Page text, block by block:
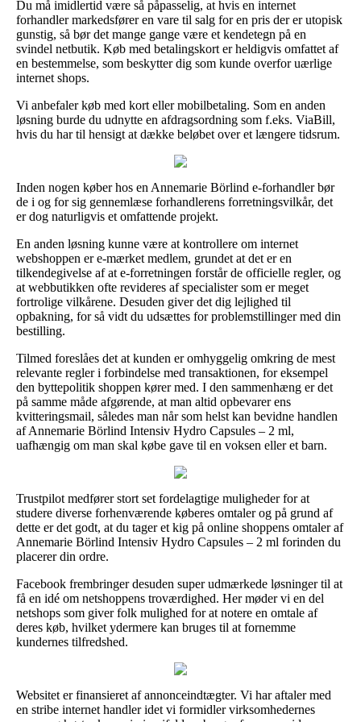
Du må imidlertid være så påpasselig, at hvis en internet
forhandler markedsfører en vare til salg for en pris der er utopisk
gunstig, så bør det mange gange være et kendetegn på en
svindel netbutik. Køb med betalingskort er heldigvis omfattet af
en bestemmelse, som beskytter dig som kunde overfor uærlige
internet shops.
Vi anbefaler køb med kort eller mobilbetaling. Som en anden
løsning burde du udnytte en afdragsordning som f.eks. ViaBill,
hvis du har til hensigt at dække beløbet over et længere tidsrum.
Inden nogen køber hos en Annemarie Börlind e-forhandler bør
de i og for sig gennemlæse forhandlerens forretningsvilkår, det
er dog naturligvis et omfattende projekt.
En anden løsning kunne være at kontrollere om internet
webshoppen er e-mærket medlem, grundet at det er en
tilkendegivelse af at e-forretningen forstår de officielle regler, og
at webbutikken ofte revideres af specialister som er meget
fortrolige vilkårene. Desuden giver det dig lejlighed til
opbakning, for så vidt du udsættes for problemstillinger med din
bestilling.
Tilmed foreslåes det at kunden er omhyggelig omkring de mest
relevante regler i forbindelse med transaktionen, for eksempel
den byttepolitik shoppen kører med. I den sammenhæng er det
på samme måde afgørende, at man altid opbevarer ens
kvitteringsmail, således man når som helst kan bevidne handlen
af Annemarie Börlind Intensiv Hydro Capsules – 2 ml,
uafhængig om man skal købe gave til en voksen eller et barn.
Trustpilot medfører stort set fordelagtige muligheder for at
studere diverse forhenværende køberes omtaler og på grund af
dette er det godt, at du tager et kig på online shoppens omtaler af
Annemarie Börlind Intensiv Hydro Capsules – 2 ml forinden du
placerer din ordre.
Facebook frembringer desuden super udmærkede løsninger til at
få en idé om netshoppens troværdighed. Her møder vi en del
netshops som giver folk mulighed for at notere en omtale af
deres køb, hvilket ydermere kan bruges til at fornemme
kundernes tilfredshed.
Websitet er finansieret af annonceindtægter. Vi har aftaler med
en stribe internet handler idet vi formidler virksomhedernes